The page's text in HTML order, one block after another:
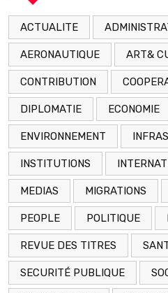
ACTUALITE
AERONAUTIQUE ART&
CONTRIBUTION
DIPLOMATIE ECONOMIE
ENVIRONNEMENT
INSTITUTIONS
MEDIAS MIGRATIONS
PEOPLE POLITIQUE
REVUE DES TITRES
SECURITÉ PUBLIQUE